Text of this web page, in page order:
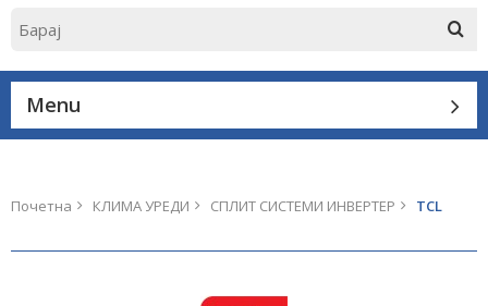
Menu
Почетна КЛИМА УРЕДИ СПЛИТ СИСТЕМИ ИНВЕРТЕР TCL